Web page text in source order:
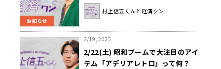
お知らせ
『村上信五くんと経済クン』
村上信五くんと経済クン
2/19, 2025
2/22(土) 昭和ブームで大注目のアイ
テム「アデリアレトロ」って何？